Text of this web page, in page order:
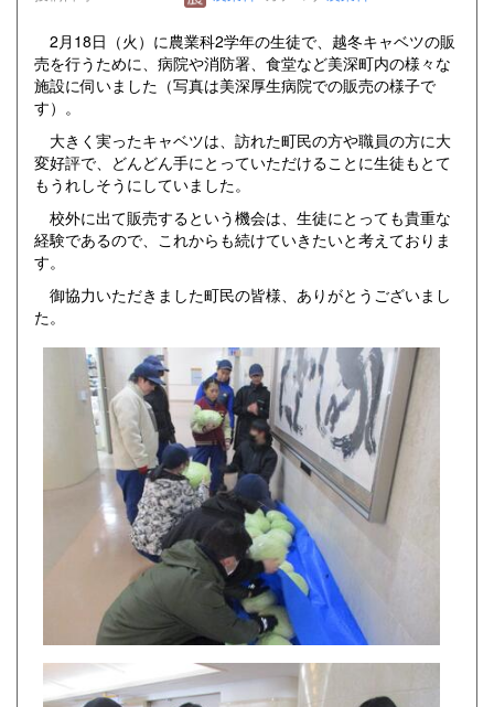
2月18日（火）に農業科2学年の生徒で、越冬キャベツの販
売を行うために、病院や消防署、食堂など美深町内の様々な
施設に伺いました（写真は美深厚生病院での販売の様子で
す）。
大きく実ったキャベツは、訪れた町民の方や職員の方に大
変好評で、どんどん手にとっていただけることに生徒もとて
もうれしそうにしていました。
校外に出て販売するという機会は、生徒にとっても貴重な
経験であるので、これからも続けていきたいと考えておりま
す。
御協力いただきました町民の皆様、ありがとうございまし
た。